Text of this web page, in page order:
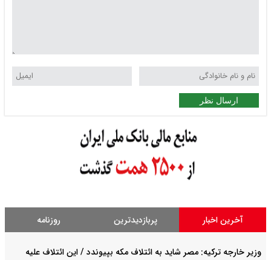
ارسال نظر
آخرین اخبار پربازدیدترین روزنامه
وزیر خارجه ترکیه: مصر شاید به ائتلاف مکه بپیوندد / این ائتلاف علیه